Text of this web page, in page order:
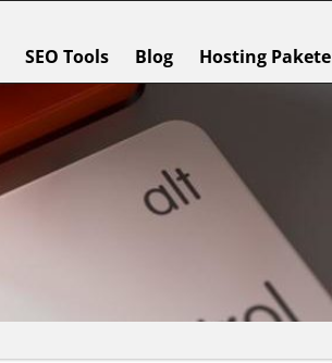
SEO Tools Blog Hosting Pakete